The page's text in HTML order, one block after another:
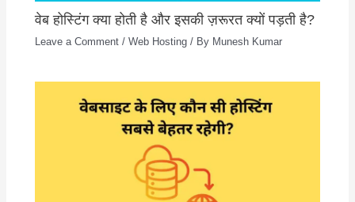
वेब होस्टिंग क्या होती है और इसकी ज़रूरत क्यों पड़ती है?
Leave a Comment /Web Hosting / By Munesh Kumar